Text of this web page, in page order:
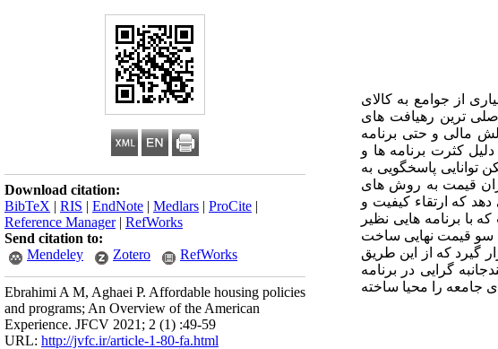
Download citation:
BibTeX | RIS | EndNote | Medlars | ProCite |
Reference Manager| RefWorks
Send citation to:
Mendeley
Zotero RefWorks
Ebrahimi A M, Aghaei P. Affordable housing policies
and programs; An Overview of the American
Experience. JFCV 2021; 2 (1) :49-59
URL: http://jvfc.ir/article-1-80-fa.html
از جوامع به کالای
ترین رهیافت های
مالی و حتی برنامه
کثرت برنامه ها و
توانایی پاسخگویی به
قیمت به روش های
که ارتقاء کیفیت و
برنامه هایی نظیر
سو قیمت نهایی ساخت
گیرد که از این طریق
گرایی در برنامه
جامعه را محیا ساخته